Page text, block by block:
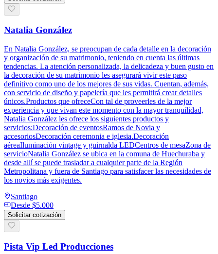
Natalia González
En Natalia González, se preocupan de cada detalle en la decoración
y organización de su matrimonio, teniendo en cuenta las últimas
tendencias. La atención personalizada, la delicadeza y buen gusto en
la decoración de su matrimonio les asegurará vivir este paso
definitivo como uno de los mejores de sus vidas. Cuentan, además,
con servicio de diseño y papelería que les permitirá crear detalles
únicos.Productos que ofreceCon tal de proveerles de la mejor
experiencia y que vivan este momento con la mayor tranquilidad,
Natalia González les ofrece los siguientes productos y
servicios:Decoración de eventosRamos de Novia y
accesoriosDecoración ceremonia e iglesia.Decoración
aéreaIluminación vintage y guirnalda LEDCentros de mesaZona de
servicioNatalia González se ubica en la comuna de Huechuraba y
desde allí se puede trasladar a cualquier parte de la Región
Metropolitana y fuera de Santiago para satisfacer las necesidades de
los novios más exigentes.
Santiago
Desde $5.000
Solicitar cotización
Pista Vip Led Producciones